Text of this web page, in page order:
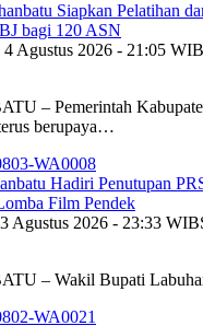
Siapkan Pelatihan
bagi 120 ASN
4 Agustus 2026 - 21:05 WIB
– Pemerintah
berupaya…
Hadiri Penutupan
Film Pendek
Agustus 2026 - 23:33 WIB
– Wakil Bupati